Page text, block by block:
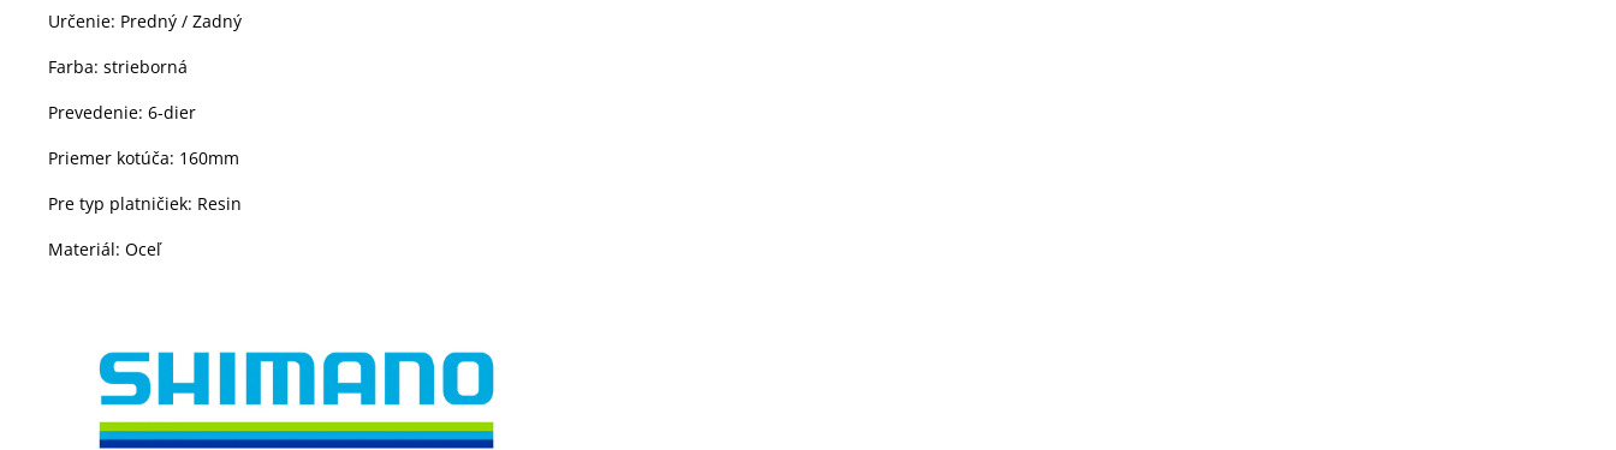
Určenie: Predný / Zadný
Farba: strieborná
Prevedenie: 6-dier
Priemer kotúča: 160mm
Pre typ platničiek: Resin
Materiál: Oceľ